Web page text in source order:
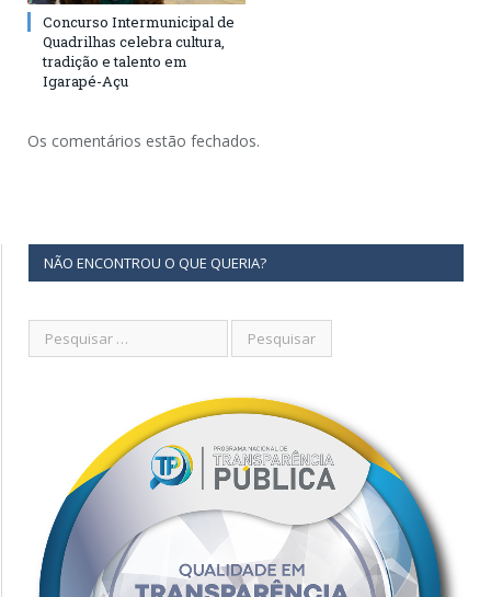
Concurso Intermunicipal de
Quadrilhas celebra cultura,
tradição e talento em
Igarapé-Açu
Os comentários estão fechados.
NÃO ENCONTROU O QUE QUERIA?